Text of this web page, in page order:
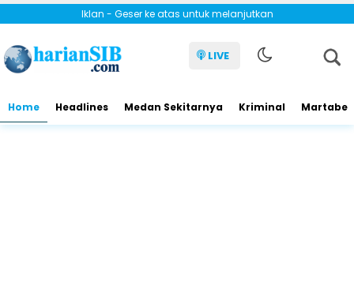
Iklan - Geser ke atas untuk melanjutkan
LIVE
Home Headlines Medan Sekitarnya Kriminal Martabe